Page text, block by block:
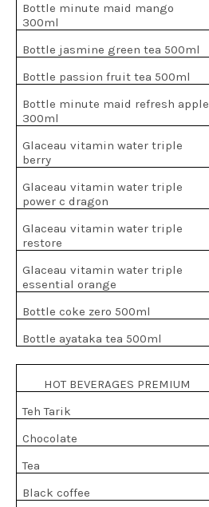
Bottle minute maid mango
300ml
Bottle jasmine green tea 500ml
Bottle passion fruit tea 500ml
Bottle minute maid refresh apple
300ml
Glaceau vitamin water triple
berry
Glaceau vitamin water triple
power c dragon
Glaceau vitamin water triple
restore
Glaceau vitamin water triple
essential orange
Bottle coke zero 500ml
Bottle ayataka tea 500ml
HOT BEVERAGES PREMIUM
Teh Tarik
Chocolate
Tea
Black coffee